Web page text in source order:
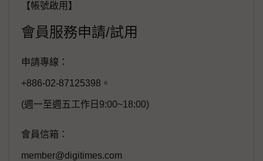
【帳號啟用】
會員服務申請/試用
申請專線：
+886-02-87125398。
(週一至週五工作日9:00~18:00)
會員信箱：
member@digitimes.com